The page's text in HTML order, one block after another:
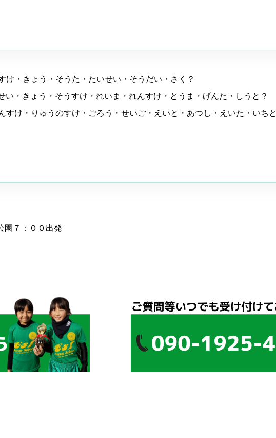
・きょう・そうた・たいせい・そうだい・さく？
・きょう・そうすけ・れいま・れんすけ・とうま・げんた・しうと？
け・りゅうのすけ・ごろう・せいご・えいと・あつし・えいた・いちと
園７：００出発